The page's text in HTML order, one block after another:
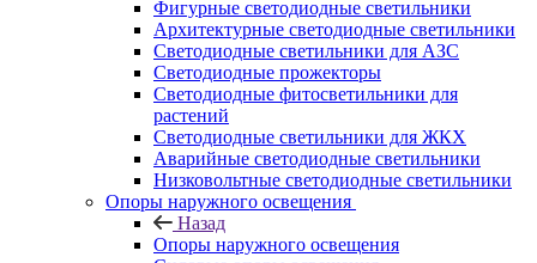
Фигурные светодиодные светильники
Архитектурные светодиодные светильники
Светодиодные светильники для АЗС
Светодиодные прожекторы
Светодиодные фитосветильники для
растений
Светодиодные светильники для ЖКХ
Аварийные светодиодные светильники
Низковольтные светодиодные светильники
Опоры наружного освещения
Назад
Опоры наружного освещения